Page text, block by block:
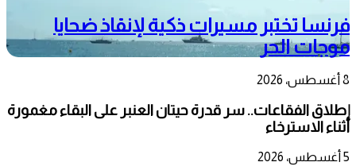
فرنسا تختبر مسيرات ذكية لإنقاذ ضحايا
موجات الحر
8 أغسطس، 2026
إطلاق الفقاعات.. سر قدرة حيتان العنبر على البقاء مغمورة
أثناء الاسترخاء
5 أغسطس، 2026